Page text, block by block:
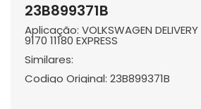
23B899371B
Aplicação: VOLKSWAGEN
9170 11180 EXPRESS
Similares:
Codigo Original: 23B899371B